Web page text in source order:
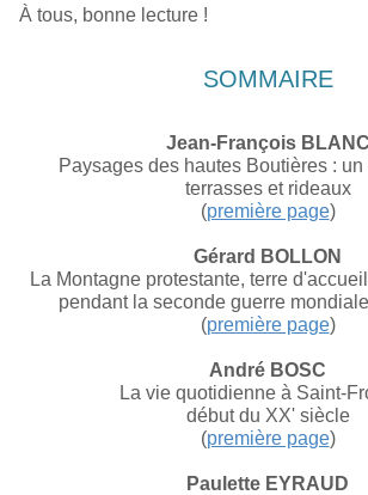
À tous, bonne lecture !
SOMMAIRE
Jean-François BLANC
Paysages des hautes Boutières :
terrasses et rideaux
(première page)
Gérard BOLLON
La Montagne protestante, terre
pendant la seconde guerre
(première page)
André BOSC
La vie quotidienne à Saint-
début du XX' siècle
(première page)
Paulette EYRAUD